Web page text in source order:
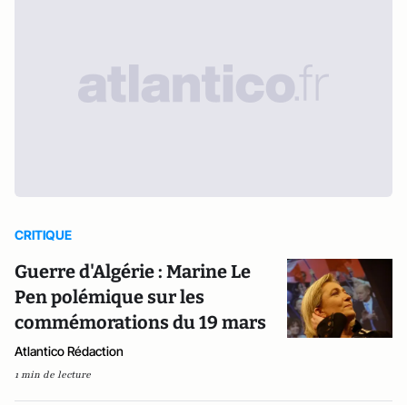
CRITIQUE
Guerre d'Algérie : Marine Le
Pen polémique sur les
commémorations du 19 mars
Atlantico Rédaction
1 min de lecture